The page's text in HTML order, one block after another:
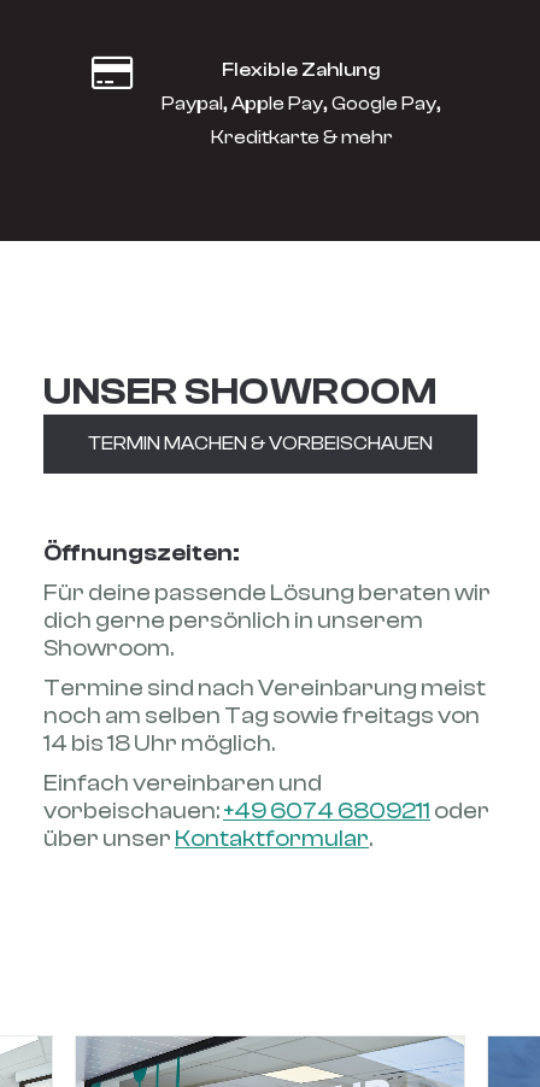
Flexible Zahlung
Paypal, Apple Pay, Google Pay,
Kreditkarte & mehr
UNSER SHOWROOM
TERMIN MACHEN & VORBEISCHAUEN
Öffnungszeiten:
Für deine passende Lösung beraten wir
dich gerne persönlich in unserem
Showroom.
Termine sind nach Vereinbarung meist
noch am selben Tag sowie freitags von
14 bis 18 Uhr möglich.
Einfach vereinbaren und
vorbeischauen:+49 6074 6809211 oder
über unser Kontaktformular.